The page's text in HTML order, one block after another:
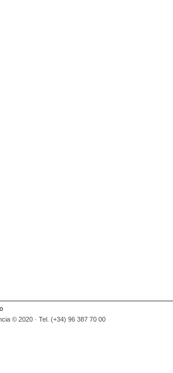
© 2020 · Tel. (+34) 96 387 70 00